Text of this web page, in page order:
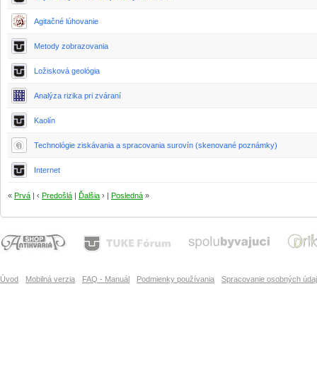
Agitačné lúhovanie
Metody zobrazovania
Ložisková geológia
Analýza rizika pri zváraní
Kaolín
Technológie ziskávania a spracovania surovín (skenované poznámky)
Internet
« Prvá | ‹ Predošlá Ďalšia › | Posledná »
Úvod Mobilná verzia FAQ - Manuál Podmienky používania Spracovanie osobných